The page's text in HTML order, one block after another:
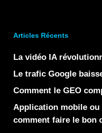
Articles Récents
La vidéo IA
Le trafic Google
Comment le GEO
Application mobile ou
comment faire le bon